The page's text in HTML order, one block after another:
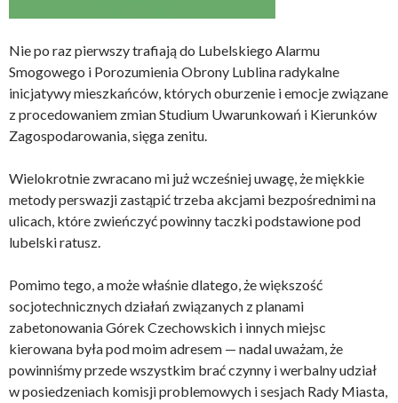
Nie po raz pierwszy trafiają do Lubelskiego Alarmu
Smogowego i Porozumienia Obrony Lublina radykalne
inicjatywy mieszkańców, których oburzenie i emocje związane
z procedowaniem zmian Studium Uwarunkowań i Kierunków
Zagospodarowania, sięga zenitu.
Wielokrotnie zwracano mi już wcześniej uwagę, że miękkie
metody perswazji zastąpić trzeba akcjami bezpośrednimi na
ulicach, które zwieńczyć powinny taczki podstawione pod
lubelski ratusz.
Pomimo tego, a może właśnie dlatego, że większość
socjotechnicznych działań związanych z planami
zabetonowania Górek Czechowskich i innych miejsc
kierowana była pod moim adresem — nadal uważam, że
powinniśmy przede wszystkim brać czynny i werbalny udział
w posiedzeniach komisji problemowych i sesjach Rady Miasta,